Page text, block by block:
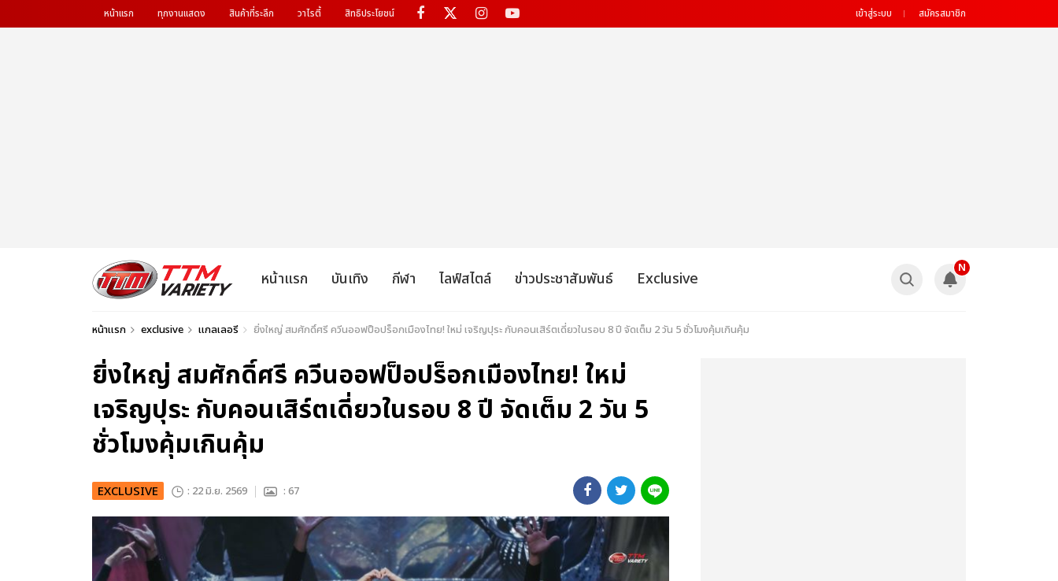
หน้าแรก ทุกงานแสดง สินค้าที่ระลึก วาไรตี้ สิทธิประโยชน์ เข้าสู่ระบบ สมัครสมาชิก
หน้าแรก บันเทิง กีฬา ไลฟ์สไตล์ ข่าวประชาสัมพันธ์ Exclusive
N
หน้าแรก exclusive แกลเลอรี ยิ่งใหญ่ สมศักดิ์ศรี ควีนออฟป็อปร็อกเมืองไทย! ใหม่ เจริญปุระ กับคอนเสิร์ตเดี่ยวในรอบ 8 ปี จัดเต็ม 2 วัน 5 ชั่วโมงคุ้มเกินคุ้ม
ยิ่งใหญ่ สมศักดิ์ศรี ควีนออฟป็อปร็อกเมืองไทย! ใหม่
เจริญปุระ กับคอนเสิร์ตเดี่ยวในรอบ 8 ปี จัดเต็ม 2 วัน 5
ชั่วโมงคุ้มเกินคุ้ม
EXCLUSIVE : 22 มิ.ย. 2569 : 67